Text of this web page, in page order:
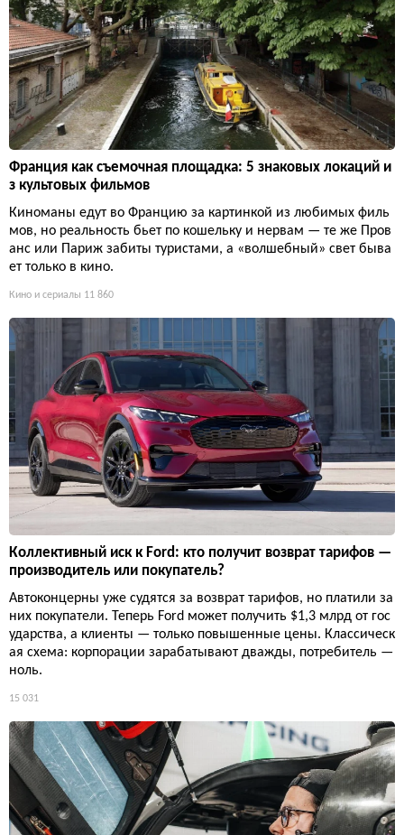
Франция как съемочная площадка: 5 знаковых локаций и
з культовых фильмов
Киноманы едут во Францию за картинкой из любимых филь
мов, но реальность бьет по кошельку и нервам — те же Пров
анс или Париж забиты туристами, а «волшебный» свет быва
ет только в кино.
Кино и сериалы 11 860
Коллективный иск к Ford: кто получит возврат тарифов —
производитель или покупатель?
Автоконцерны уже судятся за возврат тарифов, но платили за
них покупатели. Теперь Ford может получить $1,3 млрд от гос
ударства, а клиенты — только повышенные цены. Классическ
ая схема: корпорации зарабатывают дважды, потребитель —
ноль.
15 031